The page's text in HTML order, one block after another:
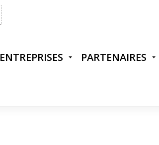
ENTREPRISES PARTENAIRES